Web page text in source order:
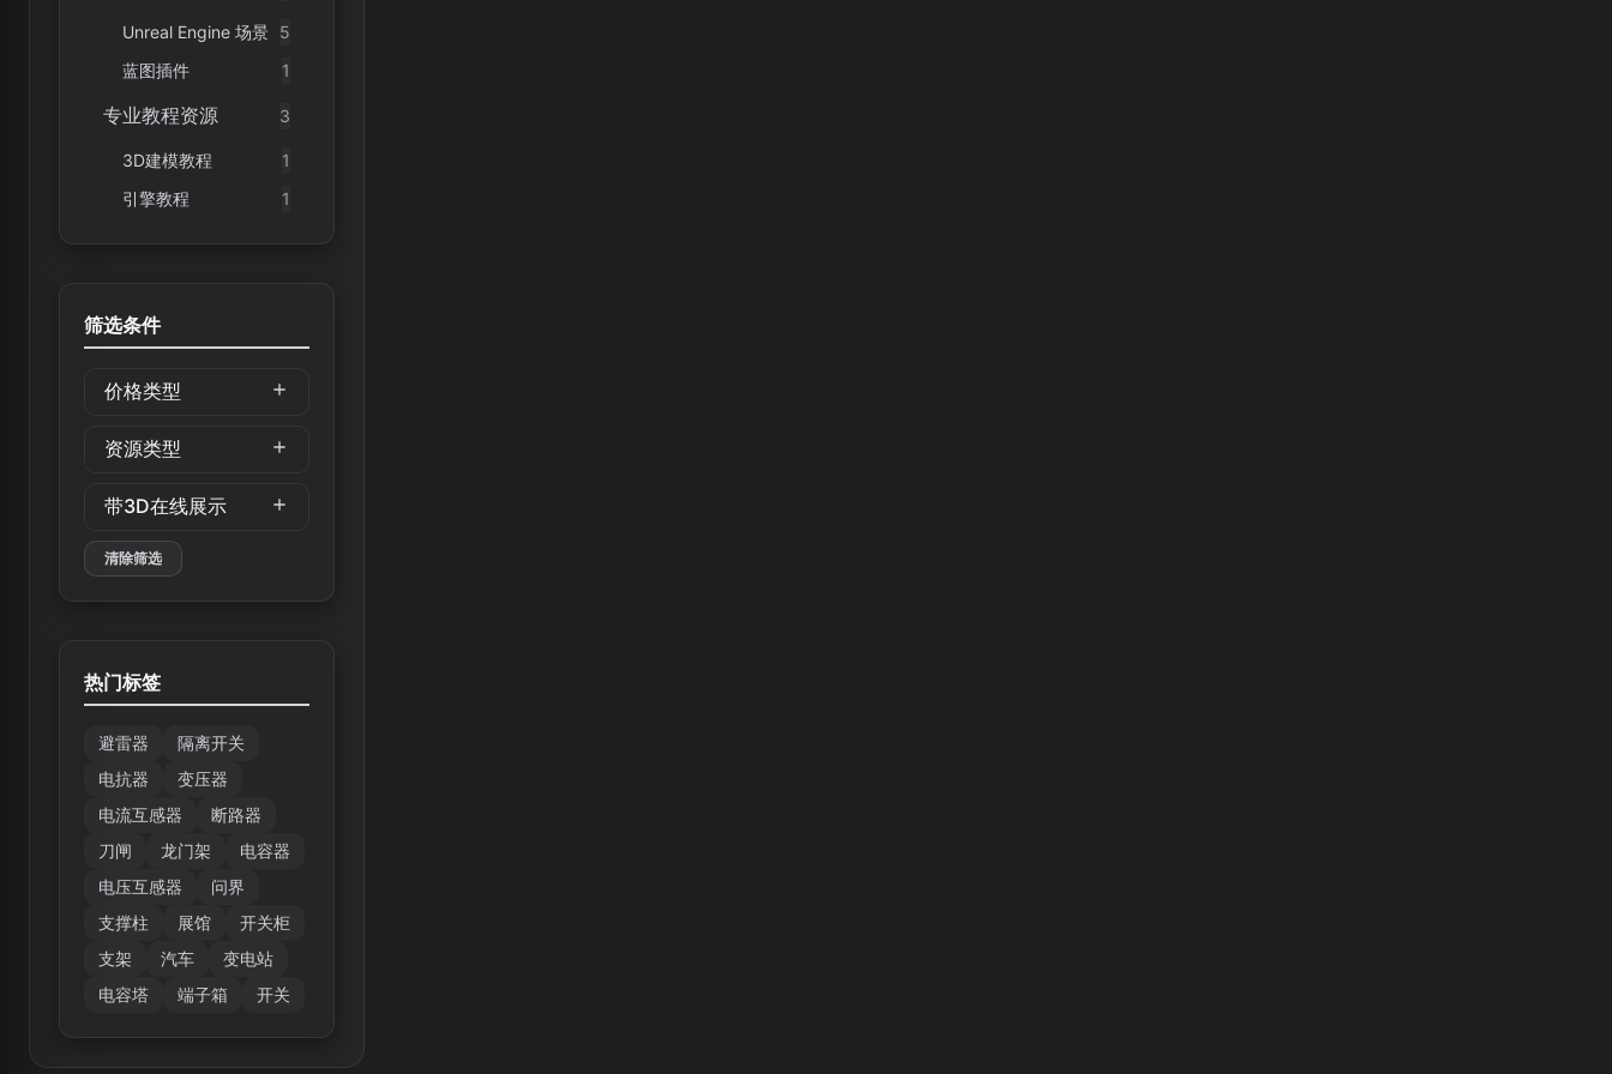
Unreal Engine 场景 5
蓝图插件
1
专业教程资源 3
3D建模教程
1
引擎教程
1
筛选条件
价格类型
资源类型
带3D在线展示
清除筛选
热门标签
避雷器
隔离开关
电抗器
变压器
电流互感器
断路器
刀闸
龙门架
电容器
电压互感器
问界
支撑柱
展馆
开关柜
支架
汽车
变电站
电容塔
端子箱 开关